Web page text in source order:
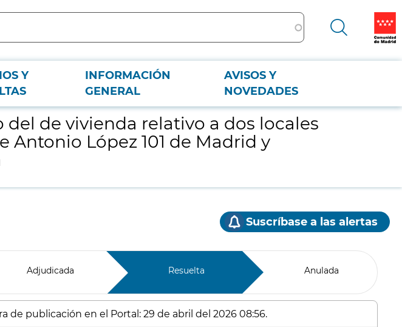
Y
INFORMACIÓN
GENERAL
AVISOS Y
NOVEDADES
ubicado en la calle Antonio López 101 de Madrid y destinado como oficina de empleo en Usera
de vivienda relativo a dos locales
López 101 de Madrid y
Suscríbase a las alertas
Adjudicada Resuelta Anulada
de publicación en el Portal: 29 de abril del 2026 08:56.